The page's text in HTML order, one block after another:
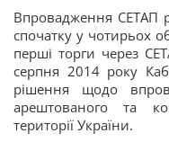
Впровадження СЕТАП
спочатку у чотирьох
перші торги через
серпня 2014 року
рішення щодо
арештованого та
території України.